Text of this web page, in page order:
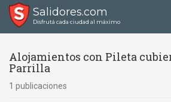
Salidores.com
Disfrutá cada ciudad al máximo
Alojamientos con Pileta
Parrilla
1 publicaciones